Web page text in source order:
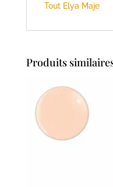
Tout Elya Maje
Produits